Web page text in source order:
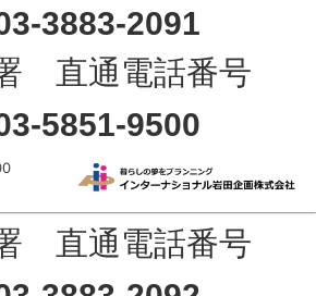
3883-2091
直通電話番号
5851-9500
直通電話番号